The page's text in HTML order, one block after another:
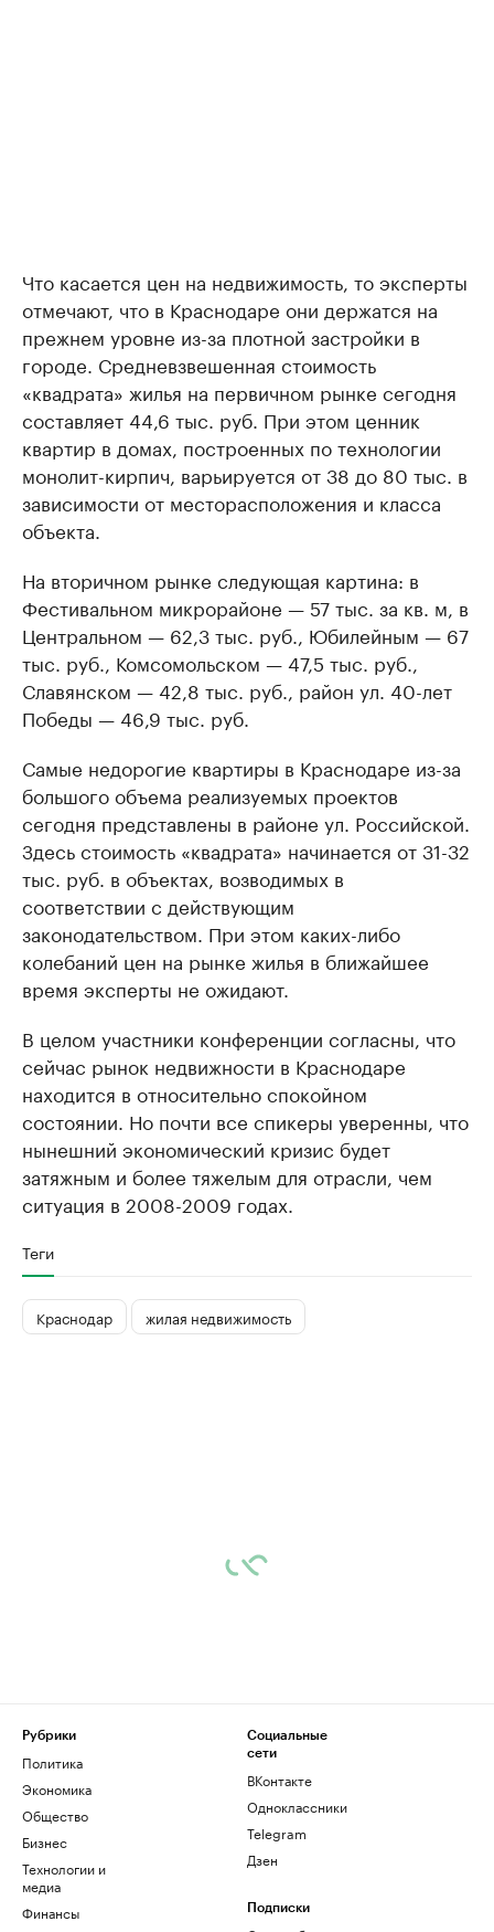
Что касается цен на недвижимость, то эксперты
отмечают, что в Краснодаре они держатся на
прежнем уровне из-за плотной застройки в
городе. Средневзвешенная стоимость
«квадрата» жилья на первичном рынке сегодня
составляет 44,6 тыс. руб. При этом ценник
квартир в домах, построенных по технологии
монолит-кирпич, варьируется от 38 до 80 тыс. в
зависимости от месторасположения и класса
объекта.
На вторичном рынке следующая картина: в
Фестивальном микрорайоне — 57 тыс. за кв. м, в
Центральном — 62,3 тыс. руб., Юбилейным — 67
тыс. руб., Комсомольском — 47,5 тыс. руб.,
Славянском — 42,8 тыс. руб., район ул. 40-лет
Победы — 46,9 тыс. руб.
Самые недорогие квартиры в Краснодаре из-за
большого объема реализуемых проектов
сегодня представлены в районе ул. Российской.
Здесь стоимость «квадрата» начинается от 31-32
тыс. руб. в объектах, возводимых в
соответствии с действующим
законодательством. При этом каких-либо
колебаний цен на рынке жилья в ближайшее
время эксперты не ожидают.
В целом участники конференции согласны, что
сейчас рынок недвижности в Краснодаре
находится в относительно спокойном
состоянии. Но почти все спикеры уверенны, что
нынешний экономический кризис будет
затяжным и более тяжелым для отрасли, чем
ситуация в 2008-2009 годах.
Теги
Краснодар жилая недвижимость
Рубрики
Политика
Экономика
Общество
Бизнес
Технологии и
медиа
Финансы
Социальные
сети
ВКонтакте
Одноклассники
Telegram
Дзен
Подписки